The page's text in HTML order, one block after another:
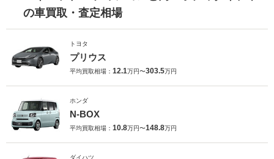
の車買取・査定相場
トヨタ
プリウス
平均買取相場： 12.1万円〜303.5万円
ホンダ
N-BOX
平均買取相場： 10.8万円〜148.8万円
ダイハツ